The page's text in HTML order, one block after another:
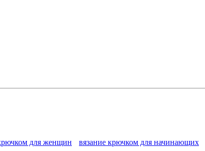
для женщин вязание крючком для начинающих